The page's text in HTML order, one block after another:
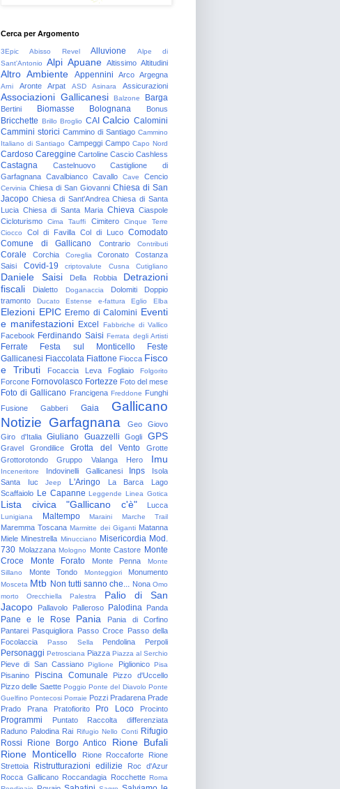
Cerca per Argomento
3Epic Abisso Revel Alluvione
Alpe di
Sant'Antonio
Alpi Apuane Altissimo Altitudini
Altro Ambiente Appennini Arco Argegna
Arni Aronte Arpat ASD Asinara Assicurazioni
Associazioni Gallicanesi Balzone Barga
Bertini Biomasse Bolognana Bonus
Bricchette Brillo Broglio CAI Calcio Calomini
Cammini storici Cammino di Santiago Cammino
Italiano di Santiago Campeggi Campo Capo Nord
Cardoso Careggine Cartoline Cascio Cashless
Castagna Castelnuovo
Castiglione di
Garfagnana Cavalbianco Cavallo Cave Cencio
Cervinia Chiesa di San Giovanni Chiesa di San
Jacopo Chiesa di Sant'Andrea Chiesa di Santa
Lucia Chiesa di Santa Maria Chieva Ciaspole
Cicloturismo
Cima Tauffi Cimitero
Cinque Terre
Ciocco
Col di Favilla Col di Luco Comodato
Comune di Gallicano
Contrario Contributi
Corale Corchia Coreglia Coronato
Costanza
Saisi
Covid-19 criptovalute Cusna Cutigliano
Daniele Saisi Della Robbia
Detrazioni
fiscali
Dialetto Doganaccia Dolomiti
Doppio
tramonto
Ducato Estense e-fattura Eglio Elba
Elezioni EPIC Eremo di Calomini Eventi
e manifestazioni Excel Fabbriche di Vallico
Facebook Ferdinando Saisi Ferrata degli Artisti
Ferrate Festa sul Monticello
Feste
Gallicanesi Fiaccolata Fiattone Fiocca Fisco
e Tributi
Focaccia Leva Fogliaio Folgorito
Forcone Fornovolasco Fortezze Foto del mese
Foto di Gallicano Francigena Freddone Funghi
Fusione
Gabberi Gaia
Gallicano
Notizie Garfagnana Geo
Giovo
Giro d'Italia
Giuliano Guazzelli Gogli GPS
Gravel Grondilice Grotta del Vento
Grotte
Grottorotondo
Gruppo Valanga Hero Imu
Inceneritore Indovinelli Gallicanesi Inps
Isola
Santa
Iuc Jeep L'Aringo La Barca
Lago
Scaffaiolo Le Capanne Leggende Linea Gotica
Lista civica "Gallicano c'è" Lucca
Lunigiana Maltempo Maraini Marche Trail
Maremma Toscana Marmitte dei Giganti Matanna
Miele Minestrella Minucciano Misericordia Mod.
730 Molazzana Mologno Monte Castore Monte
Croce
Monte Forato Monte Penna
Monte
Sillano
Monte Tondo Monteggiori Monumento
Mosceta Mtb Non tutti sanno che... Nona Omo
morto
Orecchiella Palestra
Palio di San
Jacopo
Pallavolo Palleroso Palodina Panda
Pane e le Rose Pania
Pania di Corfino
Pantarei Pasquigliora Passo Croce Passo della
Focolaccia
Passo Sella Pendolina Perpoli
Personaggi Petrosciana Piazza Piazza al Serchio
Pieve di San Cassiano Piglione Piglionico Pisa
Pisanino Piscina Comunale
Pizzo d'Uccello
Pizzo delle Saette Poggio Ponte del Diavolo Ponte
Guelfino Pontecosi Porraie Pozzi Pradarena Prade
Prado
Prana Pratofiorito Pro Loco Procinto
Programmi Puntato
Raccolta differenziata
Raduno Palodina Rai Rifugio Nello Conti Rifugio
Rossi
Rione Borgo Antico
Rione Bufali
Rione Monticello
Rione Roccaforte
Rione
Strettoia
Ristrutturazioni edilizie
Roc d'Azur
Rocca Gallicano Roccandagia Rocchette Roma